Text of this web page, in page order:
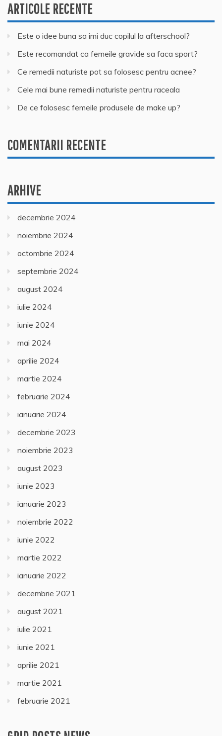
ARTICOLE RECENTE
Este o idee buna sa imi duc copilul la afterschool?
Este recomandat ca femeile gravide sa faca sport?
Ce remedii naturiste pot sa folosesc pentru acnee?
Cele mai bune remedii naturiste pentru raceala
De ce folosesc femeile produsele de make up?
COMENTARII RECENTE
ARHIVE
decembrie 2024
noiembrie 2024
octombrie 2024
septembrie 2024
august 2024
iulie 2024
iunie 2024
mai 2024
aprilie 2024
martie 2024
februarie 2024
ianuarie 2024
decembrie 2023
noiembrie 2023
august 2023
iunie 2023
ianuarie 2023
noiembrie 2022
iunie 2022
martie 2022
ianuarie 2022
decembrie 2021
august 2021
iulie 2021
iunie 2021
aprilie 2021
martie 2021
februarie 2021